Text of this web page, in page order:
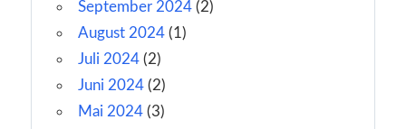
September 2024 (2)
August 2024 (1)
Juli 2024 (2)
Juni 2024 (2)
Mai 2024 (3)